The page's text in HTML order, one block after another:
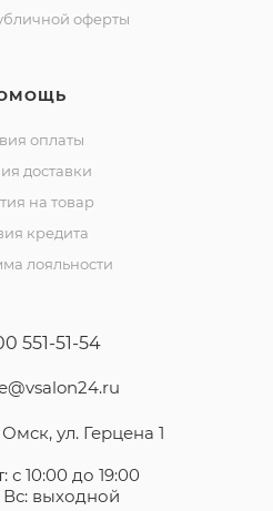
оферты
оплаты
доставки
на товар
кредита
лояльности
551-51-54
ул. Герцена 1
с 10:00 до 19:00
Вс: выходной